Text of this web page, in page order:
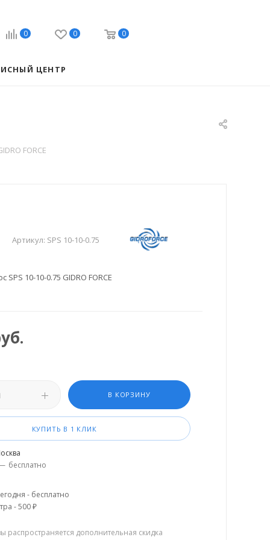
0 0 0
ЦЕНТР
FORCE
Артикул: SPS 10-10-0.75
10-10-0.75 GIDRO FORCE
В КОРЗИНУ
КУПИТЬ В 1 КЛИК
бесплатно
- бесплатно
- 500 ₽
распространяется дополнительная скидка